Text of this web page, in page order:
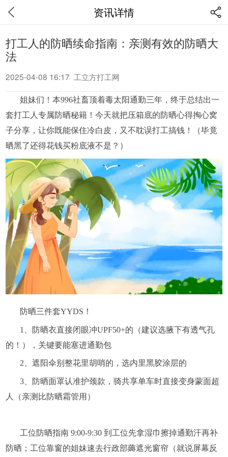
资讯详情
打工人的防晒续命指南：亲测有效的防晒大
法
2025-04-08 16:17 工立方打工网
姐妹们！本996社畜顶着毒太阳通勤三年，终于总结出一
套打工人专属防晒秘籍！今天就把压箱底的防晒心得掏心窝
子分享，让你既能保住冷白皮，又不耽误打工搞钱！（毕竟
晒黑了还得花钱买粉底液不是？）
防晒三件套YYDS！
1、 防晒衣直接闭眼冲UPF50+的（建议选腋下有透气孔
的！），关键要能塞进通勤包
2、遮阳伞别整花里胡哨的，选内里黑胶涂层的
3、
防晒面罩认准护颈款，骑共享单车时直接变身蒙面超
人（亲测比防晒霜管用）
工位防晒指南 9:00-9:30 到工位先拿湿巾擦掉通勤汗再补
防晒 ； 工位靠窗的姐妹速去行政部薅遮光窗帘（就说屏幕反